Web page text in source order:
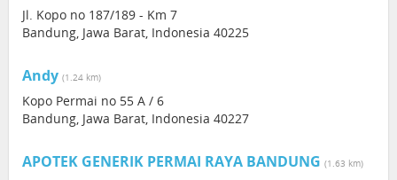
Jl. Kopo no 187/189 - Km 7
Bandung, Jawa Barat, Indonesia 40225
Andy (1.24 km)
Kopo Permai no 55 A / 6
Bandung, Jawa Barat, Indonesia 40227
APOTEK GENERIK PERMAI RAYA BANDUNG (1.63 km)